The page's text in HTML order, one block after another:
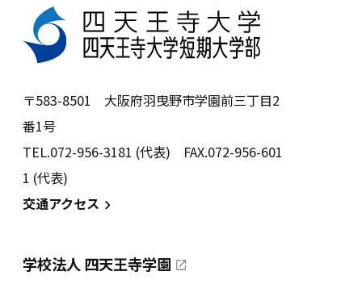
〒583-8501 大阪府羽曳野市学園前三丁目2
番1号
TEL.072-956-3181 (代表) FAX.072-956-601
1 (代表)
交通アクセス
学校法人 四天王寺学園